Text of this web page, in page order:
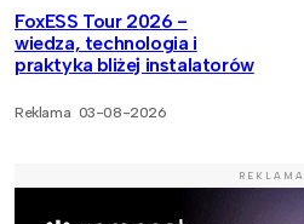
FoxESS Tour 2026 -
wiedza, technologia i
praktyka bliżej instalatorów
Reklama 03-08-2026
REKLAMA